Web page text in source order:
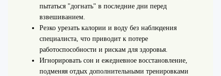
пытаться "догнать" в последние дни перед
взвешиванием.
Резко урезать калории и воду без наблюдения
специалиста, что приводит к потере
работоспособности и рискам для здоровья.
Игнорировать сон и ежедневное восстановление,
подменяя отдых дополнительными тренировками